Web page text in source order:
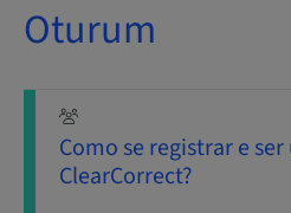
Oturum
Como se registrar e
ClearCorrect?